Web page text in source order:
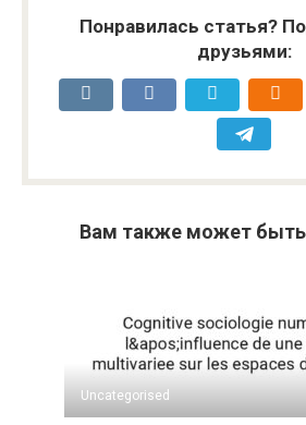
Понравилась статья?
друзьями:
Вам также может быть
Uncategorised